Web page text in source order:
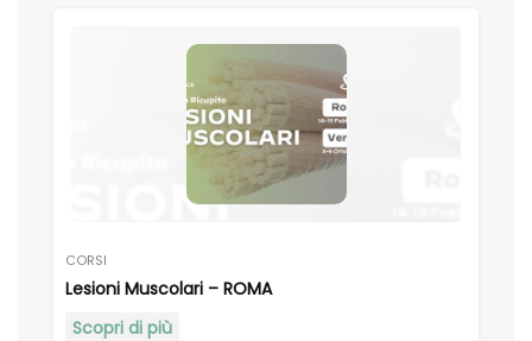
CORSI
Lesioni Muscolari – ROMA
Scopri di più